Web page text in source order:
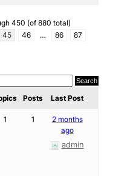
450 (of 880 total)
45 46 … 86
87
Posts Last Post
1 1
2 months
ago
admin